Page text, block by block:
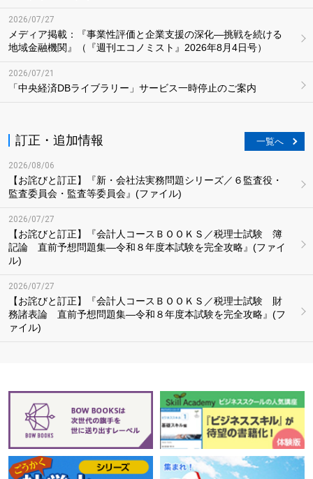
2026/07/27
メディア掲載：『事業性評価と企業支援の深化―挑戦を続ける
地域金融機関』（『週刊エコノミスト』2026年8月4日号）
2026/07/21
「中央経済DBライブラリー」サービス一時停止のご案内
訂正・追加情報 一覧へ
2026/08/06
【お詫びと訂正】『新・会社法実務問題シリーズ／６監査役・
監査委員会・監査等委員会』(ファイル)
2026/07/27
【お詫びと訂正】『会計人コースＢＯＯＫＳ／税理士試験 簿
記論 直前予想問題集―令和８年度本試験を完全攻略』(ファイ
ル)
2026/07/27
【お詫びと訂正】『会計人コースＢＯＯＫＳ／税理士試験 財
務諸表論 直前予想問題集―令和８年度本試験を完全攻略』(フ
ァイル)